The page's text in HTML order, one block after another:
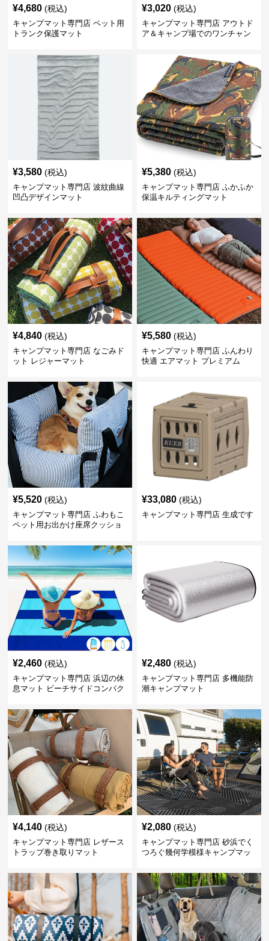
¥4,680 (税込)
キャンプマット専門店 ペット用
トランク保護マット
¥3,020 (税込)
キャンプマット専門店 アウトド
ア＆キャンプ場でのワンチャン
¥3,580 (税込)
キャンプマット専門店 波紋曲線
凹凸デザインマット
¥5,380 (税込)
キャンプマット専門店 ふかふか
保温キルティングマット
¥4,840 (税込)
キャンプマット専門店 なごみド
ット レジャーマット
¥5,580 (税込)
キャンプマット専門店 ふんわり
快適 エアマット プレミアム
¥5,520 (税込)
キャンプマット専門店 ふわもこ
ペット用お出かけ座席クッショ
¥33,080 (税込)
キャンプマット専門店 生成です
¥2,460 (税込)
キャンプマット専門店 浜辺の休
息マット ビーチサイドコンパク
¥2,480 (税込)
キャンプマット専門店 多機能防
潮キャンプマット
¥4,140 (税込)
キャンプマット専門店 レザース
トラップ巻き取りマット
¥2,080 (税込)
キャンプマット専門店 砂浜でく
つろぐ幾何学模様キャンプマッ